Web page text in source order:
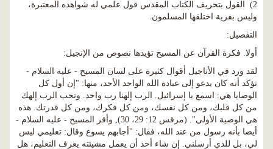
2) القول بتحريف الكتاب المقدس قول علمي له شواهده المعتبرة،
وليس بفرية اختلقها المسلمون.
التفصيل:
أولا. فكرة القرآن عن المسيح تؤيدها نصوص من الإنجيل:
لقد ورد في الأناجيل أقوال كثيرة على لسان المسيح - عليه السلام -
تؤكد أنه كان يدعو إلى عبادة الله الواحد الأحد، منها: "إن أول كل
الوصايا هي: اسمع يا إسرائيل. الرب إلهنا رب واحد. وتحب الرب إلهك
من كل قلبك، ومن كل نفسك، ومن كل فكرك، ومن كل قدرتك. هذه
هي الوصية الأولى". (مرقس 12: 29، 30), وأقر المسيح - عليه السلام -
أيضا بأنه رسول من عند الله، فقال: "أجابهم يسوع وقال: تعليمي ليس
لي، بل للذي أرسلني. إن شاء أحد أن يعمل مشيئته يعرف التعليم، هل